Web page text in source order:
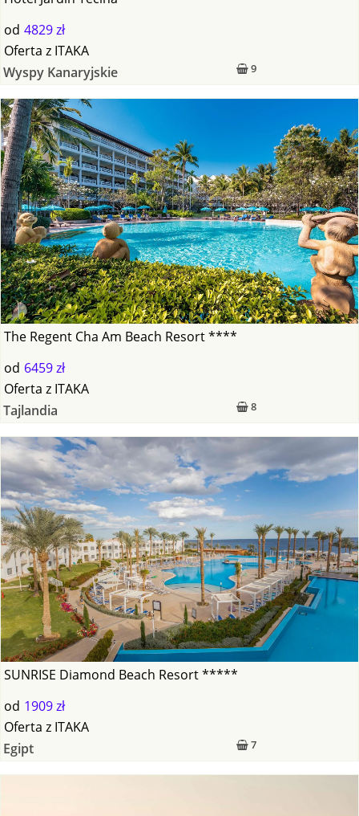
od 4829 zł
9
Oferta z ITAKA
Wyspy Kanaryjskie
The Regent Cha Am Beach Resort ****
od 6459 zł
8
Oferta z ITAKA
Tajlandia
SUNRISE Diamond Beach Resort *****
od 1909 zł
7
Oferta z ITAKA
Egipt